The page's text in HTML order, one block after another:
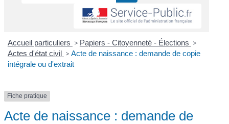
Accueil particuliers > Papiers - Citoyenneté - Élections >
Actes d'état civil > Acte de naissance : demande de copie
intégrale ou d'extrait
Fiche pratique
Acte de naissance : demande de